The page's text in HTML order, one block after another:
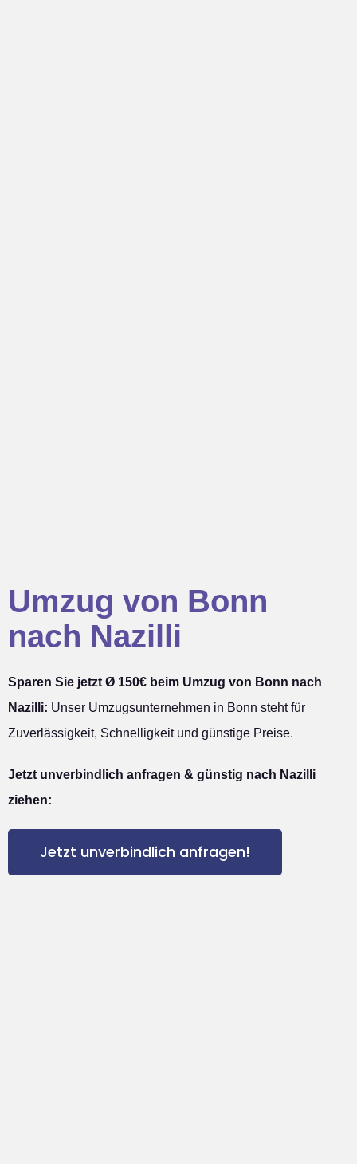
Umzug von Bonn
nach Nazilli
Sparen Sie jetzt Ø 150€ beim Umzug von Bonn nach
Nazilli: Unser Umzugsunternehmen in Bonn steht für
Zuverlässigkeit, Schnelligkeit und günstige Preise.
Jetzt unverbindlich anfragen & günstig nach Nazilli
ziehen:
Jetzt unverbindlich anfragen!